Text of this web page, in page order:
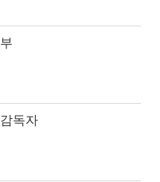
부
감독자